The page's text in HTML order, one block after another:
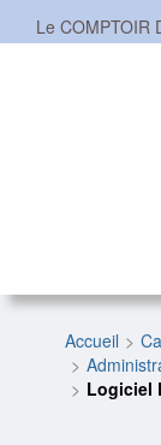
Le COMPTOIR
Accueil
Logiciel